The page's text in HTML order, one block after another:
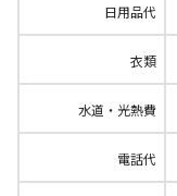
日用品代
衣類
水道・光熱費
電話代